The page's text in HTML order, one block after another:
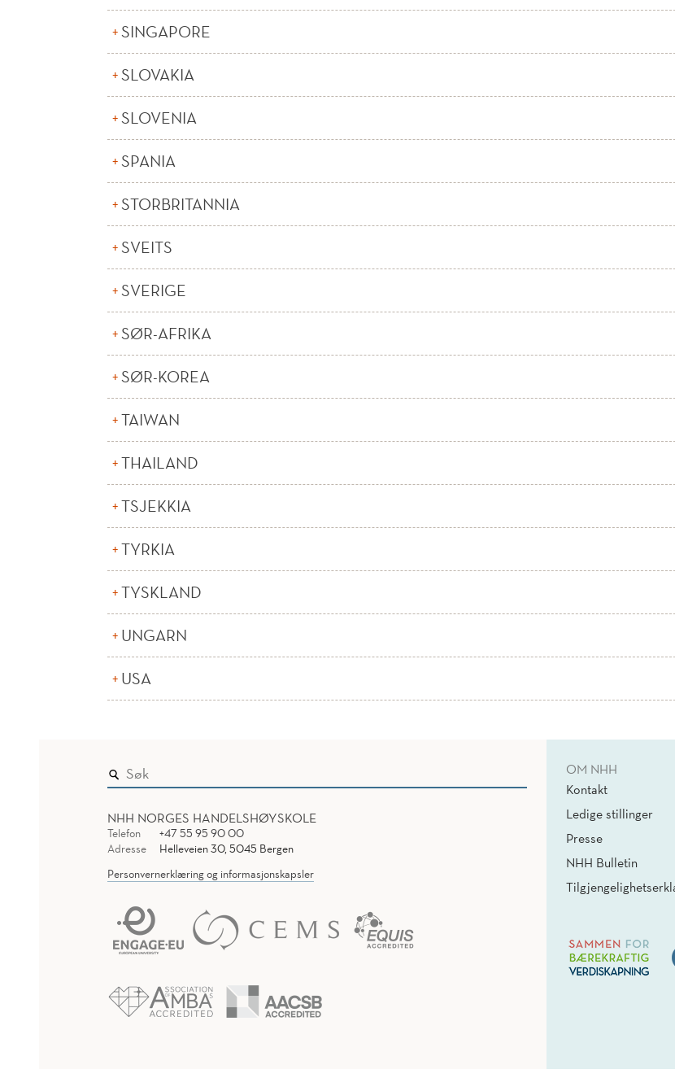
SINGAPORE
SLOVAKIA
SLOVENIA
SPANIA
STORBRITANNIA
SVEITS
SVERIGE
SØR-AFRIKA
SØR-KOREA
TAIWAN
THAILAND
TSJEKKIA
TYRKIA
TYSKLAND
UNGARN
USA
NHH NORGES HANDELSHØYSKOLE
Telefon
+47 55 95 90 00
Adresse
Helleveien 30, 5045 Bergen
Personvernerklæring og informasjonskapsler
OM NHH
Kontakt
Ledige stillinger
Presse
NHH Bulletin